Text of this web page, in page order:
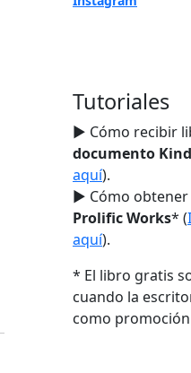
Tutoriales
► Cómo recibir
documento
aquí).
► Cómo
Prolific Works* (
aquí).
* El libro gratis
cuando la
como